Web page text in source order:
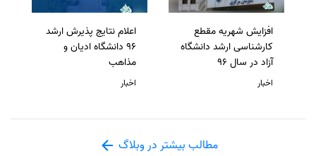
افزایش شهریه مقطع
کارشناسی ارشد دانشگاه
آزاد در سال 96
اخبار
اعلام نتایج پذیرش ارشد
96 دانشگاه ادیان و
مذاهب
اخبار
مطالب بیشتر در وبلاگ